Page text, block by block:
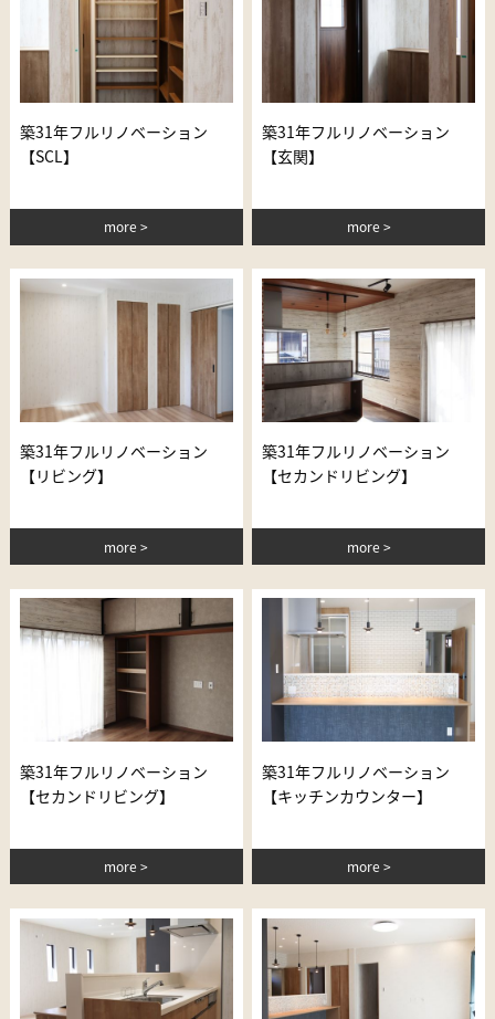
築31年フルリノベーション
【SCL】
more
築31年フルリノベーション
【玄関】
more
築31年フルリノベーション
【リビング】
more
築31年フルリノベーション
【セカンドリビング】
more
築31年フルリノベーション
【セカンドリビング】
more
築31年フルリノベーション
【キッチンカウンター】
more